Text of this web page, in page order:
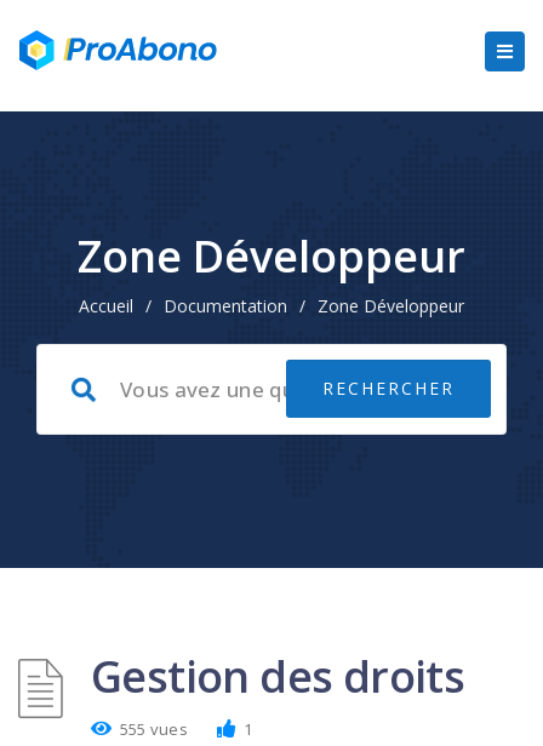
Zone Développeur
Accueil / Documentation / Zone Développeur
Gestion des droits
555 vues 1